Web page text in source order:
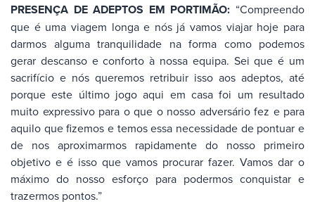
PRESENÇA DE ADEPTOS EM PORTIMÃO: “Compreendo
que é uma viagem longa e nós já vamos viajar hoje para
darmos alguma tranquilidade na forma como podemos
gerar descanso e conforto à nossa equipa. Sei que é um
sacrifício e nós queremos retribuir isso aos adeptos, até
porque este último jogo aqui em casa foi um resultado
muito expressivo para o que o nosso adversário fez e para
aquilo que fizemos e temos essa necessidade de pontuar e
de nos aproximarmos rapidamente do nosso primeiro
objetivo e é isso que vamos procurar fazer. Vamos dar o
máximo do nosso esforço para podermos conquistar e
trazermos pontos.”